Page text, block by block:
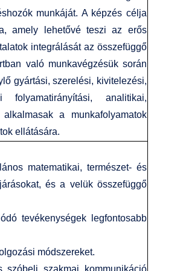
munkáját. A képzés célja
amely lehetővé teszi az erős
integrálását az összefüggő
való munkavégzésük során
gyártási, szerelési, kivitelezési,
folyamatirányítási, analitikai,
a munkafolyamatok
ellátására.
matematikai, természet- és
és a velük összefüggő
tevékenységek legfontosabb
módszereket.